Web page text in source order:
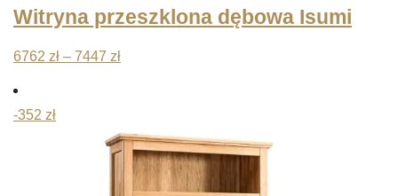
Witryna przeszklona dębowa Isumi
6762 zł – 7447 złZakres
do
7447 zł
-352 zł